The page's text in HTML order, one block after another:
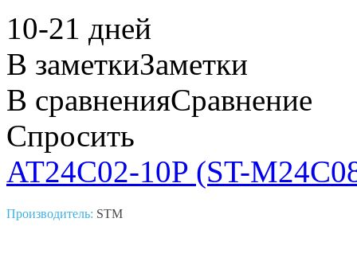
10-21 дней
В заметкиЗаметки
В сравненияСравнение
Спросить
AT24C02-10P (ST-
Производитель: STM